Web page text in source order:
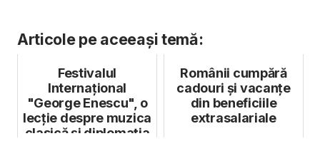
Articole pe aceeași temă:
Festivalul
Internaţional
"George Enescu", o
lecție despre muzica
clasică și diplomația
Românii cumpără
cadouri și vacanțe
din beneficiile
extrasalariale